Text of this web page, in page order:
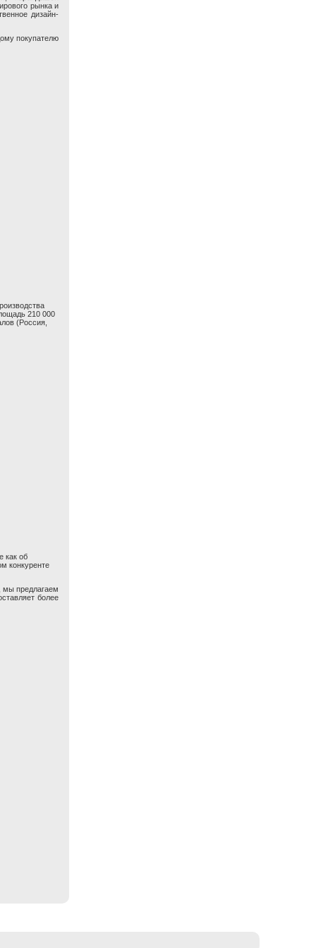
рынка и
дизайн-
покупателю
210 000
(Россия,
как об
конкуренте
мы предлагаем
более